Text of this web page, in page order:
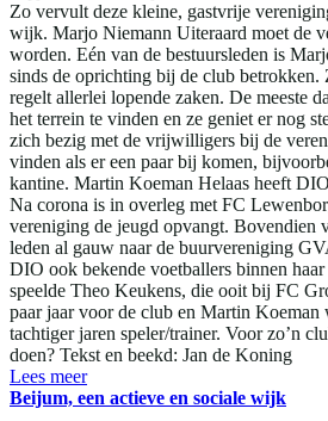
Zo vervult deze kleine, gastvrije
wijk. Marjo Niemann Uiteraard moet de
worden. Eén van de bestuursleden is
sinds de oprichting bij de club betrokken.
regelt allerlei lopende zaken. De meeste
het terrein te vinden en ze geniet er nog
zich bezig met de vrijwilligers bij de
vinden als er een paar bij komen,
kantine. Martin Koeman Helaas heeft
Na corona is in overleg met FC
vereniging de jeugd opvangt. Bovendien
leden al gauw naar de buurvereniging
DIO ook bekende voetballers binnen
speelde Theo Keukens, die ooit bij FC
paar jaar voor de club en Martin Koeman
tachtiger jaren speler/trainer. Voor zo’n
doen? Tekst en beekd: Jan de Koning
Lees meer
Beijum, een actieve en sociale wijk